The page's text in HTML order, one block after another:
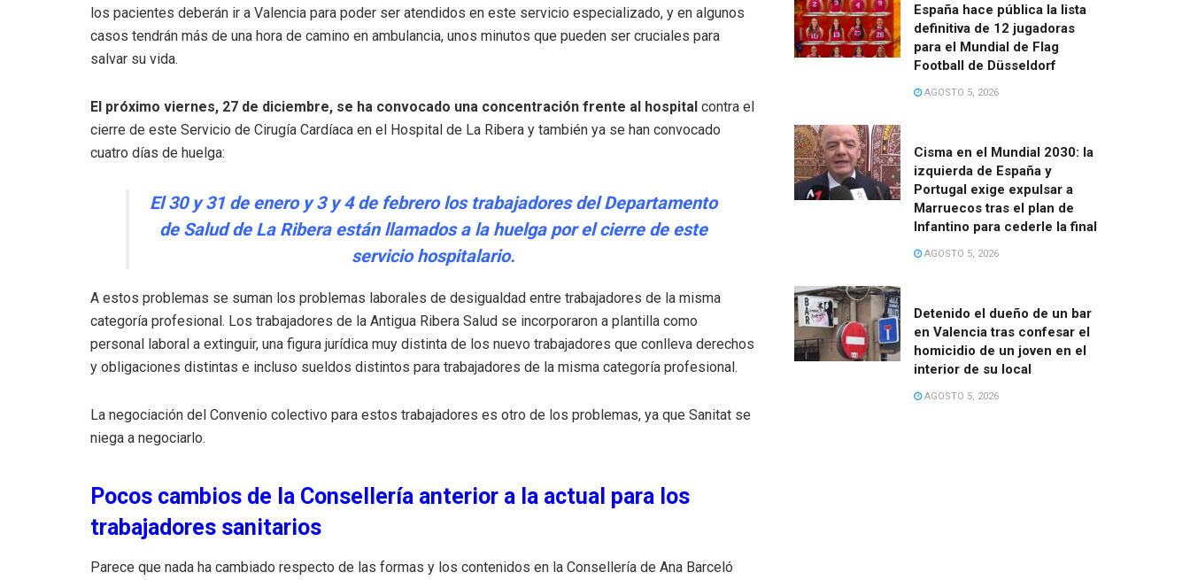
los pacientes deberán ir a Valencia para poder ser atendidos en este servicio especializado, y en algunos
casos tendrán más de una hora de camino en ambulancia, unos minutos que pueden ser cruciales para
salvar su vida.
El próximo viernes, 27 de diciembre, se ha convocado una concentración frente al hospital contra el
cierre de este Servicio de Cirugía Cardíaca en el Hospital de La Ribera y también ya se han convocado
cuatro días de huelga:
El 30 y 31 de enero y 3 y 4 de febrero los trabajadores del Departamento
de Salud de La Ribera están llamados a la huelga por el cierre de este
servicio hospitalario.
A estos problemas se suman los problemas laborales de desigualdad entre trabajadores de la misma
categoría profesional. Los trabajadores de la Antigua Ribera Salud se incorporaron a plantilla como
personal laboral a extinguir, una figura jurídica muy distinta de los nuevo trabajadores que conlleva derechos
y obligaciones distintas e incluso sueldos distintos para trabajadores de la misma categoría profesional.
La negociación del Convenio colectivo para estos trabajadores es otro de los problemas, ya que Sanitat se
niega a negociarlo.
Pocos cambios de la Consellería anterior a la actual para los
trabajadores sanitarios
Parece que nada ha cambiado respecto de las formas y los contenidos en la Consellería de Ana Barceló
España hace pública la lista
definitiva de 12 jugadoras
para el Mundial de Flag
Football de Düsseldorf
AGOSTO 5, 2026
Cisma en el Mundial 2030: la
izquierda de España y
Portugal exige expulsar a
Marruecos tras el plan de
Infantino para cederle la final
AGOSTO 5, 2026
Detenido el dueño de un bar
en Valencia tras confesar el
homicidio de un joven en el
interior de su local
AGOSTO 5, 2026